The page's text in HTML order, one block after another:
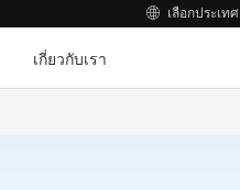
เลือกประเทศ
เกี่ยวกับเรา